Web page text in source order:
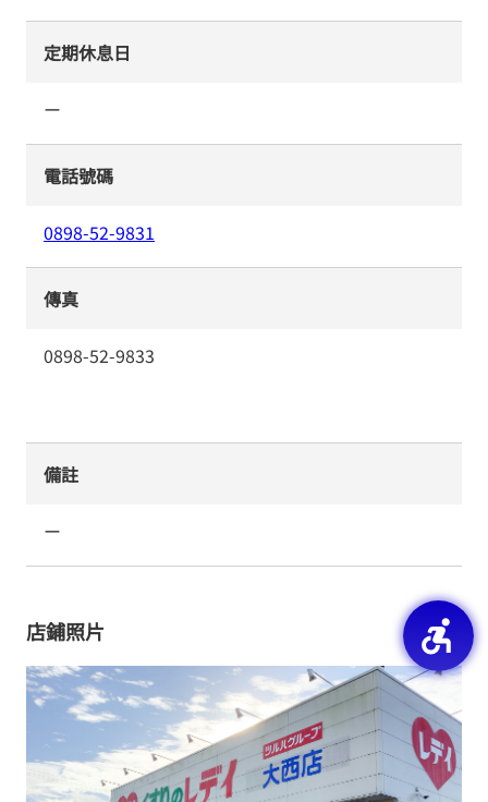
定期休息日
ー
電話號碼
0898-52-9831
傳真
0898-52-9833
備註
ー
店鋪照片